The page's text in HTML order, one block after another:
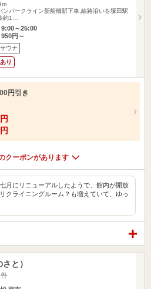
ンパークライン新船橋駅下車,線路沿いを塚田駅
約1…
～25:00
円～
サウナ
り
円引き
クーポンがあります
月にリニューアルしたようで、館内が開放
クライニングルーム？も増えていて、ゆっ
と）